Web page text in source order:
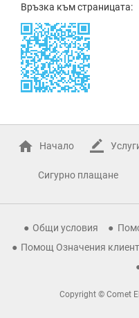
Връзка към страницата:
Начало
Сигурно плащане
Общи условия
Помощ Означения клиент
Copyright © Comet